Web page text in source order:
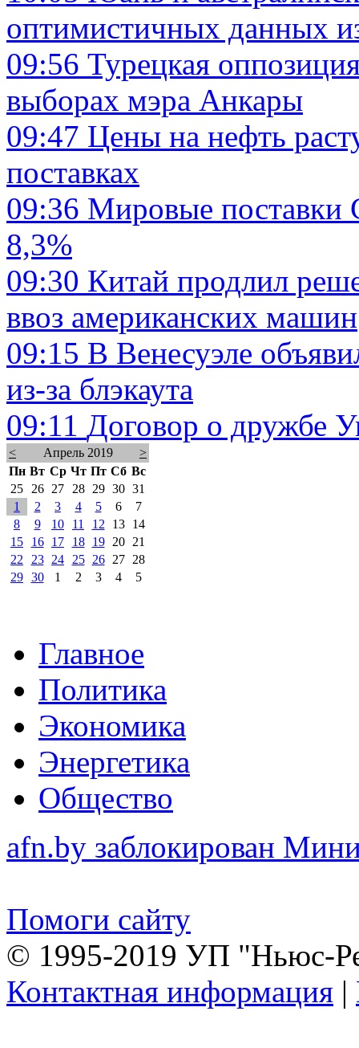
оптимистичных данных
09:56 Турецкая
выборах мэра Анкары
09:47 Цены на нефть
поставках
09:36 Мировые поставки
8,3%
09:30 Китай продлил
ввоз американских машин
09:15 В Венесуэле
из-за блэкаута
09:11 Договор о дружбе
< Апрель 2019
>
Пн Вт Ср Чт Пт Сб Вс
25
26 27 28 29 30 31
1
2 3 4 5 6
7
8
9 10 11 12 13
14
15
16 17 18 19 20
21
22
23 24 25 26 27
28
29 30 1 2 3 4 5
Главное
Политика
Экономика
Энергетика
Общество
afn.by заблокирован
Помоги сайту
© 1995-2019 УП "Ньюс-
Контактная информация |